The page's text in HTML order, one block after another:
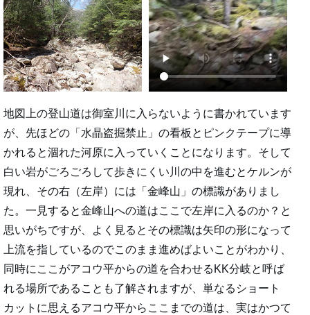
地図上の登山道は御室川に入らないように書かれています
が、先ほどの「水晶盗掘禁止」の看板とピンクテープに導
かれると涸れた河原に入っていくことになります。そして
白い岩がごろごろして歩きにくい川の中を進むとケルンが
現れ、その右（左岸）には「金峰山」の標識がありまし
た。一見すると金峰山への道はここで左岸に入るのか？と
思いがちですが、よく見るとその標識は矢印の形になって
上流を指しているのでこのまま進めばよいことがわかり、
同時にここがアコウ平からの道を合わせるKK分岐と呼ば
れる場所であることも了解されますが、単なるショート
カットに思えるアコウ平からここまでの道は、実はかつて